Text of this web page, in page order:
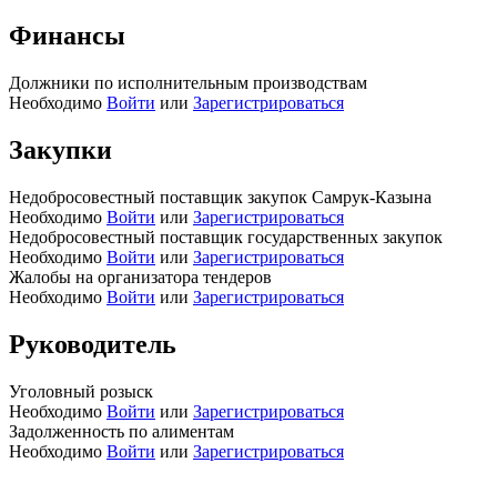
Финансы
Должники по исполнительным производствам
Необходимо Войти или Зарегистрироваться
Закупки
Недобросовестный поставщик закупок Самрук-Казына
Необходимо Войти или Зарегистрироваться
Недобросовестный поставщик государственных закупок
Необходимо Войти или Зарегистрироваться
Жалобы на организатора тендеров
Необходимо Войти или Зарегистрироваться
Руководитель
Уголовный розыск
Необходимо Войти или Зарегистрироваться
Задолженность по алиментам
Необходимо Войти или Зарегистрироваться